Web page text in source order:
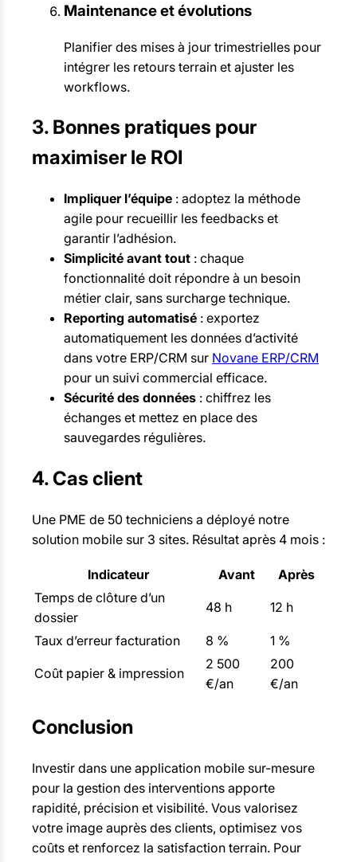
Maintenance et évolutions
Planifier des mises à jour trimestrielles pour
intégrer les retours terrain et ajuster les
workflows.
3. Bonnes pratiques pour
maximiser le ROI
Impliquer l’équipe : adoptez la méthode
agile pour recueillir les feedbacks et
garantir l’adhésion.
Simplicité avant tout : chaque
fonctionnalité doit répondre à un besoin
métier clair, sans surcharge technique.
Reporting automatisé : exportez
automatiquement les données d’activité
dans votre ERP/CRM sur Novane ERP/CRM
pour un suivi commercial efficace.
Sécurité des données : chiffrez les
échanges et mettez en place des
sauvegardes régulières.
4. Cas client
Une PME de 50 techniciens a déployé notre
solution mobile sur 3 sites. Résultat après 4 mois :
Indicateur Avant
Après
Temps de clôture d’un
dossier
48 h 12 h
Taux d’erreur facturation 8 % 1 %
Coût papier & impression
2 500
€/an
200
€/an
Conclusion
Investir dans une application mobile sur-mesure
pour la gestion des interventions apporte
rapidité, précision et visibilité. Vous valorisez
votre image auprès des clients, optimisez vos
coûts et renforcez la satisfaction terrain. Pour